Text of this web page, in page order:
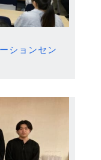
ションセン